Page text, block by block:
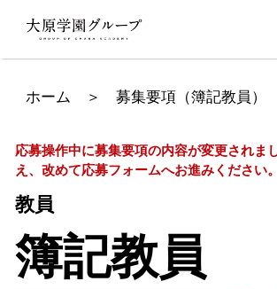
ホーム ＞ 募集要項（簿記教員）
応募操作中に募集要項の内容が変更されま
え、改めて応募フォームへお進みください。
教員
簿記教員